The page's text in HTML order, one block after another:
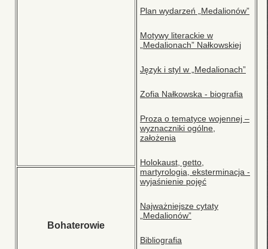
Plan wydarzeń „Medalionów”
Motywy literackie w
„Medalionach” Nałkowskiej
Język i styl w „Medalionach”
Zofia Nałkowska - biografia
Proza o tematyce wojennej –
wyznaczniki ogólne,
założenia
Holokaust, getto,
martyrologia, eksterminacja -
wyjaśnienie pojęć
Najważniejsze cytaty
„Medalionów”
Bibliografia
Bohaterowie